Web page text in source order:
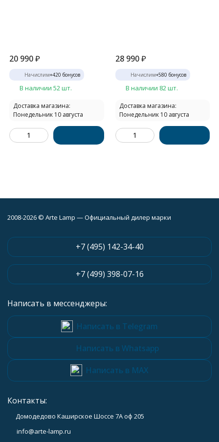
20 990₽
Начислим+420 бонусов
В наличии 52 шт.
Доставка магазина:
Понедельник 10 августа
28 990 ₽
Начислим+580 бонусов
В наличии 82 шт.
Доставка магазина:
Понедельник 10 августа
2008-2026 © Arte Lamp — Официальный дилер марки
+7 (495) 142-34-40
+7 (499) 398-07-16
Написать в мессенджеры:
Написать в Telegram
Написать в Whatsapp
Написать в MAX
Контакты:
Домодедово Каширское Шоссе 7А оф 205
info@arte-lamp.ru